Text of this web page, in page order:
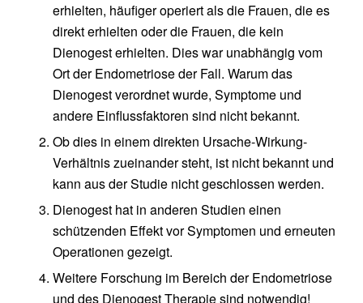
erhielten, häufiger operiert als die Frauen, die es
direkt erhielten oder die Frauen, die kein
Dienogest erhielten. Dies war unabhängig vom
Ort der Endometriose der Fall. Warum das
Dienogest verordnet wurde, Symptome und
andere Einflussfaktoren sind nicht bekannt.
Ob dies in einem direkten Ursache-Wirkung-
Verhältnis zueinander steht, ist nicht bekannt und
kann aus der Studie nicht geschlossen werden.
Dienogest hat in anderen Studien einen
schützenden Effekt vor Symptomen und erneuten
Operationen gezeigt.
Weitere Forschung im Bereich der Endometriose
und des Dienogest Therapie sind notwendig!